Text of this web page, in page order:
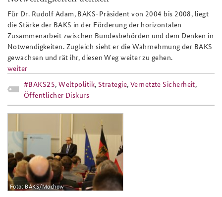
Für Dr. Rudolf Adam, BAKS-Präsident von 2004 bis 2008, liegt
die Stärke der BAKS in der Förderung der horizontalen
Zusammenarbeit zwischen Bundesbehörden und dem Denken in
Notwendigkeiten. Zugleich sieht er die Wahrnehmung der BAKS
gewachsen und rät ihr, diesen Weg weiter zu gehen.
weiter
#BAKS25,Weltpolitik, Strategie, Vernetzte Sicherheit,
Öffentlicher Diskurs
get_together_teaserbild.jpg
Foto: BAKS/Mochow